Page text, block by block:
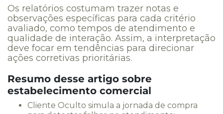
Os relatórios costumam trazer notas e
observações específicas para cada critério
avaliado, como tempos de atendimento e
qualidade de interação. Assim, a interpretação
deve focar em tendências para direcionar
ações corretivas prioritárias.
Resumo desse artigo sobre
estabelecimento comercial
Cliente Oculto simula a jornada de compra